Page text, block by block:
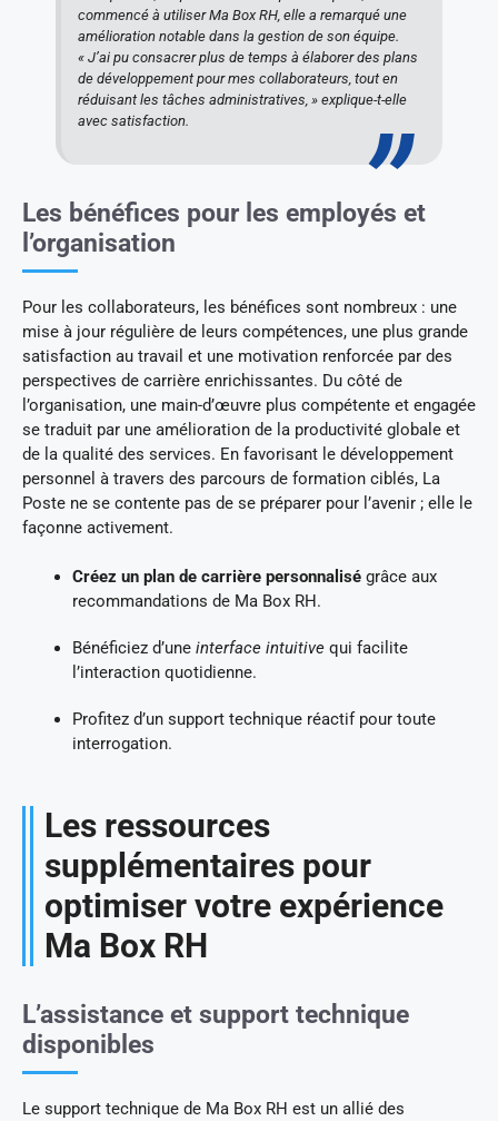
commencé à utiliser Ma Box RH, elle a remarqué une
amélioration notable dans la gestion de son équipe.
« J’ai pu consacrer plus de temps à élaborer des plans
de développement pour mes collaborateurs, tout en
réduisant les tâches administratives, » explique-t-elle
avec satisfaction.
Les bénéfices pour les employés et
l’organisation
Pour les collaborateurs, les bénéfices sont nombreux : une
mise à jour régulière de leurs compétences, une plus grande
satisfaction au travail et une motivation renforcée par des
perspectives de carrière enrichissantes. Du côté de
l’organisation, une main-d’œuvre plus compétente et engagée
se traduit par une amélioration de la productivité globale et
de la qualité des services. En favorisant le développement
personnel à travers des parcours de formation ciblés, La
Poste ne se contente pas de se préparer pour l’avenir ; elle le
façonne activement.
Créez un plan de carrière personnalisé grâce aux
recommandations de Ma Box RH.
Bénéficiez d’une interface intuitive qui facilite
l’interaction quotidienne.
Profitez d’un support technique réactif pour toute
interrogation.
Les ressources
supplémentaires pour
optimiser votre expérience
Ma Box RH
L’assistance et support technique
disponibles
Le support technique de Ma Box RH est un allié des